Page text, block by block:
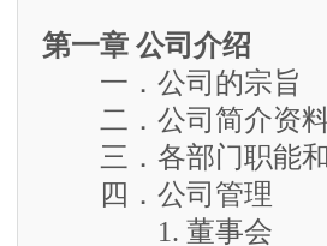
第一章 公司介绍
一．公司的宗旨
二．公司简介资
三．各部门职能和
四．公司管理
1. 董事会